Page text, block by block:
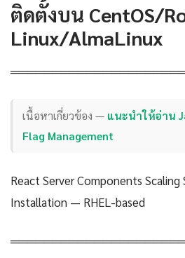
ติดตั้งบน CentOS/
Linux/AlmaLinux
เนื้อหาเกี่ยวข้อง — แนะนำให้อ่าน
Flag Management
React Server Components Scaling
Installation — RHEL-based